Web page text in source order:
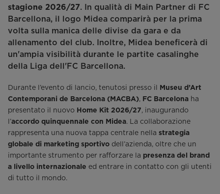
stagione 2026/27. In qualità di Main Partner di FC
Barcellona, il logo Midea comparirà per la prima
volta sulla manica delle divise da gara e da
allenamento del club. Inoltre, Midea beneficerà di
un'ampia visibilità durante le partite casalinghe
della Liga dell'FC Barcellona.
Durante l’evento di lancio, tenutosi presso il Museu d’Art
Contemporani de Barcelona (MACBA), FC Barcelona ha
presentato il nuovo Home Kit 2026/27, inaugurando
l’accordo quinquennale con Midea. La collaborazione
rappresenta una nuova tappa centrale nella strategia
globale di marketing sportivo dell’azienda, oltre che un
importante strumento per rafforzare la presenza del brand
a livello internazionale ed entrare in contatto con gli utenti
di tutto il mondo.